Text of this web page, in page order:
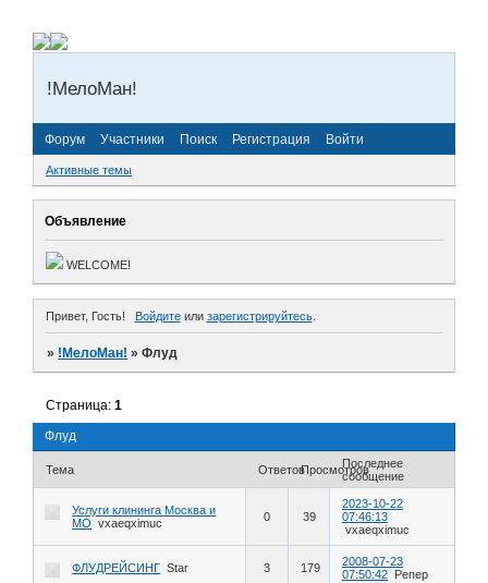
!МелоМан!
Форум Участники Поиск Регистрация Войти
Активные темы
Объявление
WELCOME!
Привет, Гость! Войдитеили зарегистрируйтесь.
» !МелоМан! »Флуд
Флуд
Страница:1
Тема ОтветовПросмотровПоследнее
сообщение
Услуги клининга Москва и
МО
vxaeqximuc 0 39
2023-10-22
07:46:13
vxaeqximuc
ФЛУДРЕЙСИНГ Star 3 179
2008-07-23
07:50:42 Репер